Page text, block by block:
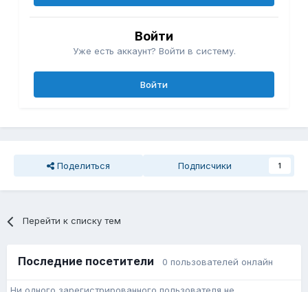
Войти
Уже есть аккаунт? Войти в систему.
Войти
Поделиться Подписчики 1
Перейти к списку тем
Последние посетители 0 пользователей онлайн